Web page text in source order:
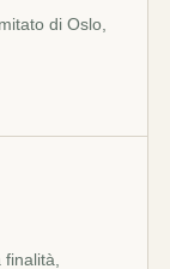
di Oslo,